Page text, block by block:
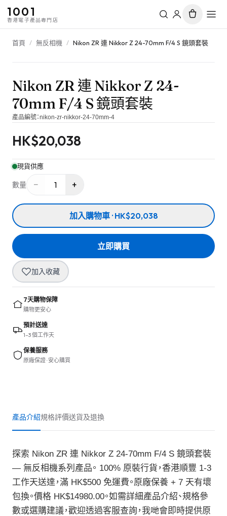
1001
香港電子產品專門店
首頁 / 無反相機 / Nikon ZR 連 Nikkor Z 24-70mm F/4 S 鏡頭套裝
Nikon ZR 連 Nikkor Z 24-
70mm F/4 S 鏡頭套裝
產品編號：nikon-zr-nikkor-24-70mm-4
HK$20,038
現貨供應
數量 − 1 +
加入購物車 · HK$20,038
立即購買
加入收藏
7天購物保障
購物更安心
預計送達
1–3 個工作天
保養服務
原廠保證 · 安心購買
產品介紹規格評價送貨及退換
探索 Nikon ZR 連 Nikkor Z 24-70mm F/4 S 鏡頭套裝
— 無反相機系列產品。 100% 原裝行貨，香港順豐 1-3
工作天送達，滿 HK$500 免運費。原廠保養 + 7 天有壞
包換。價格 HK$14980.00。如需詳細產品介紹、規格參
數或選購建議，歡迎透過客服查詢，我哋會即時提供原